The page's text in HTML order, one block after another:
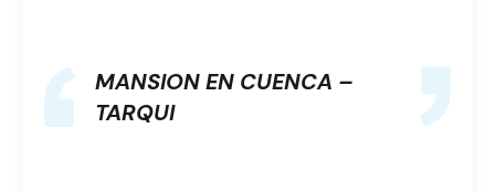
MANSION EN CUENCA –
TARQUI